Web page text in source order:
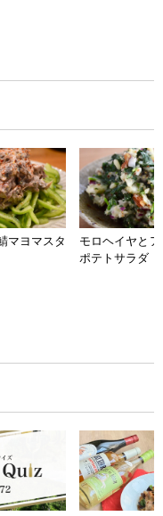
マヨマスタ
モロヘイヤと
ポテトサラダ